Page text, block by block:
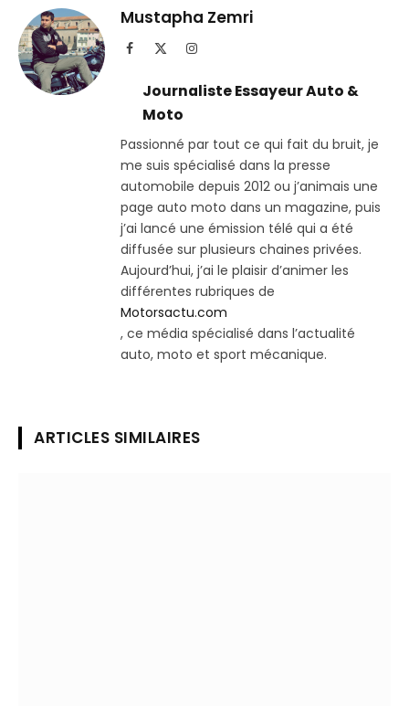
Telegram
Mustapha Zemri
Facebook Instagram
Journaliste Essayeur Auto &
Moto
Passionné par tout ce qui fait du bruit, je
me suis spécialisé dans la presse
automobile depuis 2012 ou j’animais une
page auto moto dans un magazine, puis
j’ai lancé une émission télé qui a été
diffusée sur plusieurs chaines privées.
Aujourd’hui, j’ai le plaisir d’animer les
différentes rubriques de
Motorsactu.com
, ce média spécialisé dans l’actualité
auto, moto et sport mécanique.
ARTICLES SIMILAIRES